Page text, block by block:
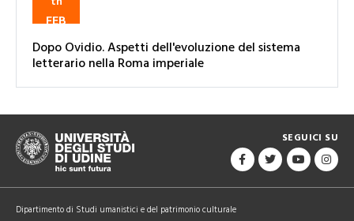
FEB
Dopo Ovidio. Aspetti dell'evoluzione del sistema
letterario nella Roma imperiale
SEGUICI SU
Dipartimento di Studi umanistici e del patrimonio culturale